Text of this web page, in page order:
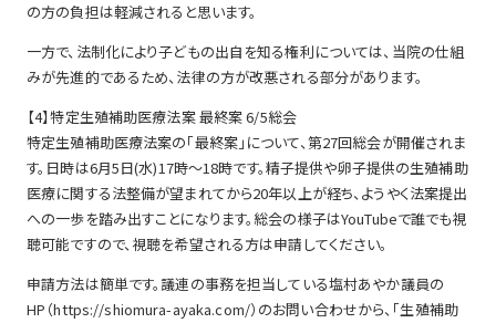
の方の負担は軽減されると思います。
一方で、法制化により子どもの出自を知る権利については、当院の仕組
みが先進的であるため、法律の方が改悪される部分があります。
【4】特定生殖補助医療法案 最終案 6/5総会
特定生殖補助医療法案の「最終案」について、第27回総会が開催されま
す。日時は6月5日(水)17時～18時です。精子提供や卵子提供の生殖補助
医療に関する法整備が望まれてから20年以上が経ち、ようやく法案提出
への一歩を踏み出すことになります。総会の様子はYouTubeで誰でも視
聴可能ですので、視聴を希望される方は申請してください。
申請方法は簡単です。議連の事務を担当している塩村あやか議員の
HP（https://shiomura-ayaka.com/）のお問い合わせから、「生殖補助